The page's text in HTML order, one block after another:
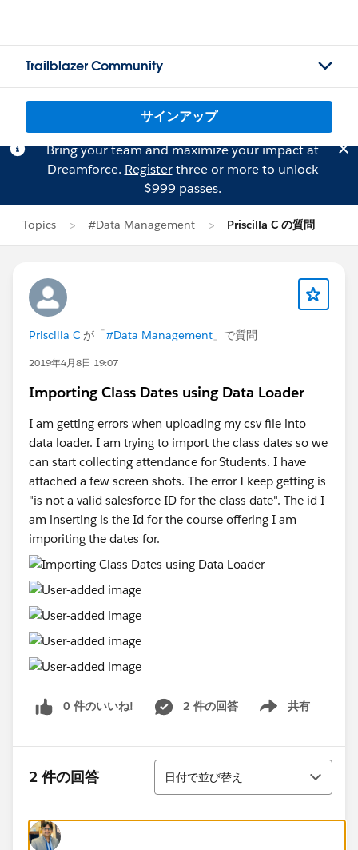
Trailblazer Community
サインアップ
Bring your team and maximize your impact at
Dreamforce. Registerthree or more to unlock
$999 passes.
Topics #Data Management Priscilla C の質問
Priscilla C が「#Data Management 」で質問
2019年4月8日 19:07
Importing Class Dates using Data Loader
I am getting errors when uploading my csv file into
data loader. I am trying to import the class dates so we
can start collecting attendance for Students. I have
attached a few screen shots. The error I keep getting is
"is not a valid salesforce ID for the class date". The id I
am inserting is the Id for the course offering I am
imporiting the dates for.
0 件のいいね! 2 件の回答 共有
Show menu
2 件の回答
並び替え
日付で並び替え